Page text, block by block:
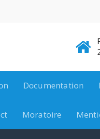
Documentation
Moratoire